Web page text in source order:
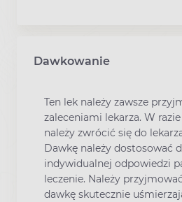
Dawkowanie
Ten lek należy zawsze
zaleceniami lekarza. W
należy zwrócić się do
Dawkę należy dostosować
indywidualnej odpowiedzi
leczenie. Należy
dawkę skutecznie